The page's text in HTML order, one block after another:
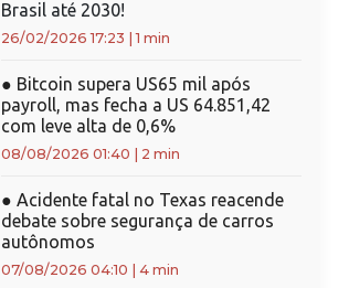
Brasil até 2030!
26/02/2026 17:23 |1 min
● Bitcoin supera US65 mil após
payroll, mas fecha a US 64.851,42
com leve alta de 0,6%
08/08/2026 01:40 2 min
● Acidente fatal no Texas reacende
debate sobre segurança de carros
autônomos
07/08/2026 04:10 4 min